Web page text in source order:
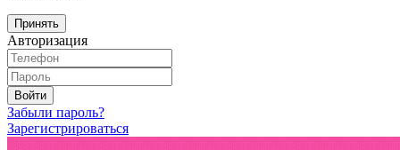
Принять
Авторизация
Войти
Забыли пароль?
Зарегистрироваться